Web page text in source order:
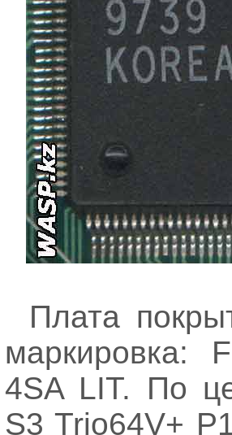
Плата
маркировка:
4SA LIT. По
S3 Trio64V+